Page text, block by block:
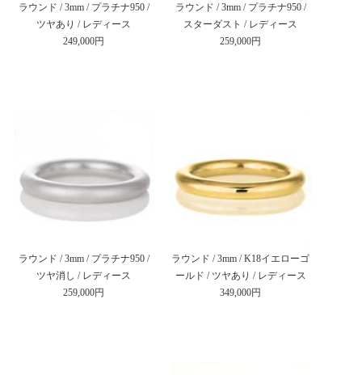
ラウンド / 3mm / プラチナ950 /
ツヤあり / レディース
249,000円
ラウンド / 3mm / プラチナ950 /
スターダスト / レディース
259,000円
ラウンド / 3mm / プラチナ950 /
ツヤ消し / レディース
259,000円
ラウンド / 3mm / K18イエローゴ
ールド / ツヤあり / レディース
349,000円